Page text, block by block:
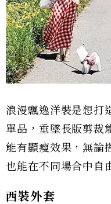
浪漫飄逸洋裝是想打
單品，垂墜長版剪裁
能有顯瘦效果，無論
也能在不同場合中自
西裝外套